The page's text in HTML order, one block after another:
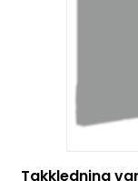
Takkledning